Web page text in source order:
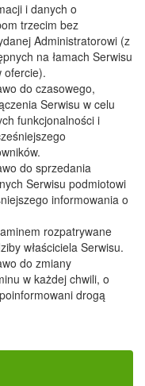
i danych o
trzecim bez
Administratorowi (z
na łamach Serwisu
ofercie).
do czasowego,
Serwisu w celu
funkcjonalności i
do sprzedania
Serwisu podmiotowi
informowania o
rozpatrywane
właściciela Serwisu.
do zmiany
w każdej chwili, o
drogą